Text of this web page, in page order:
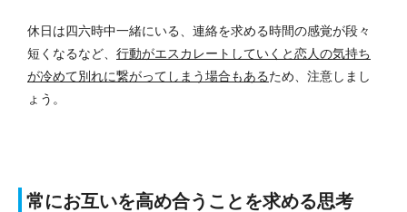
休日は四六時中一緒にいる、連絡を求める時間の感覚が段々
短くなるなど、 行動がエスカレートしていくと恋人の気持ち
が冷めて別れに繋がってしまう場合もあるため、注意しまし
ょう。
常にお互いを高め合うことを求める思考